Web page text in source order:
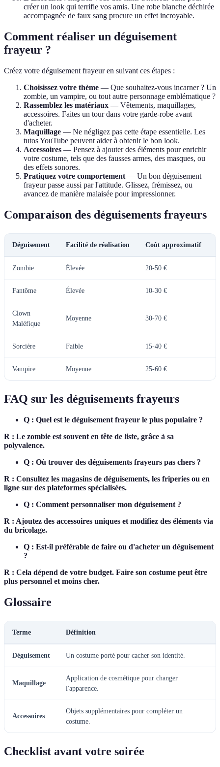
créer un look qui terrifie vos amis. Une robe blanche déchirée
accompagnée de faux sang procure un effet incroyable.
Comment réaliser un déguisement
frayeur ?
Créez votre déguisement frayeur en suivant ces étapes :
Choisissez votre thème — Que souhaitez-vous incarner ? Un
zombie, un vampire, ou tout autre personnage emblématique ?
Rassemblez les matériaux — Vêtements, maquillages,
accessoires. Faites un tour dans votre garde-robe avant
d'acheter.
Maquillage — Ne négligez pas cette étape essentielle. Les
tutos YouTube peuvent aider à obtenir le bon look.
Accessoires — Pensez à ajouter des éléments pour enrichir
votre costume, tels que des fausses armes, des masques, ou
des effets sonores.
Pratiquez votre comportement — Un bon déguisement
frayeur passe aussi par l'attitude. Glissez, frémissez, ou
avancez de manière malaisée pour impressionner.
Comparaison des déguisements frayeurs
Déguisement Facilité de réalisation Coût approximatif
Zombie Élevée 20-50 €
Fantôme Élevée 10-30 €
Clown
Maléfique
Moyenne 30-70 €
Sorcière Faible 15-40 €
Vampire Moyenne 25-60 €
FAQ sur les déguisements frayeurs
Q : Quel est le déguisement frayeur le plus populaire ?
R : Le zombie est souvent en tête de liste, grâce à sa
polyvalence.
Q : Où trouver des déguisements frayeurs pas chers ?
R : Consultez les magasins de déguisements, les friperies ou en
ligne sur des plateformes spécialisées.
Q : Comment personnaliser mon déguisement ?
R : Ajoutez des accessoires uniques et modifiez des éléments via
du bricolage.
Q : Est-il préférable de faire ou d'acheter un déguisement
?
R : Cela dépend de votre budget. Faire son costume peut être
plus personnel et moins cher.
Glossaire
Terme Définition
Déguisement Un costume porté pour cacher son identité.
Maquillage
Application de cosmétique pour changer
l'apparence.
Accessoires
Objets supplémentaires pour compléter un
costume.
Checklist avant votre soirée